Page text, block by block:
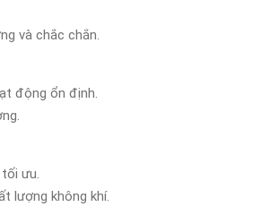
và chắc chắn.
động ổn định.
ưu.
lượng không khí.